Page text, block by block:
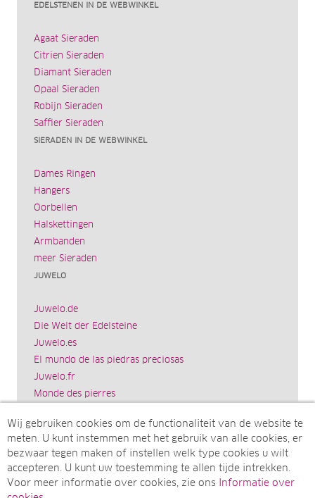
EDELSTENEN IN DE WEBWINKEL
Agaat Sieraden
Citrien Sieraden
Diamant Sieraden
Opaal Sieraden
Robijn Sieraden
Saffier Sieraden
SIERADEN IN DE WEBWINKEL
Dames Ringen
Hangers
Oorbellen
Halskettingen
Armbanden
meer Sieraden
JUWELO
Juwelo.de
Die Welt der Edelsteine
Juwelo.es
El mundo de las piedras preciosas
Juwelo.fr
Monde des pierres
Il mondo delle gemme
Rocks & Co.
World of Gemstones
Ädelstenarnas Värld
Juwelo.com
Wij gebruiken cookies om de functionaliteit van de website te
meten. U kunt instemmen met het gebruik van alle cookies, er
bezwaar tegen maken of instellen welk type cookies u wilt
accepteren. U kunt uw toestemming te allen tijde intrekken.
Voor meer informatie over cookies, zie ons
Informatie over